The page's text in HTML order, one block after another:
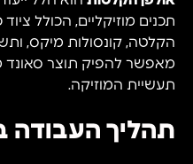
תכנים מוזיקליים, הכולל
הקלטה, קונסולות מיקס,
מאפשר להפיק תוצר סאונד
תעשיית המוזיקה.
תהליך העבודה